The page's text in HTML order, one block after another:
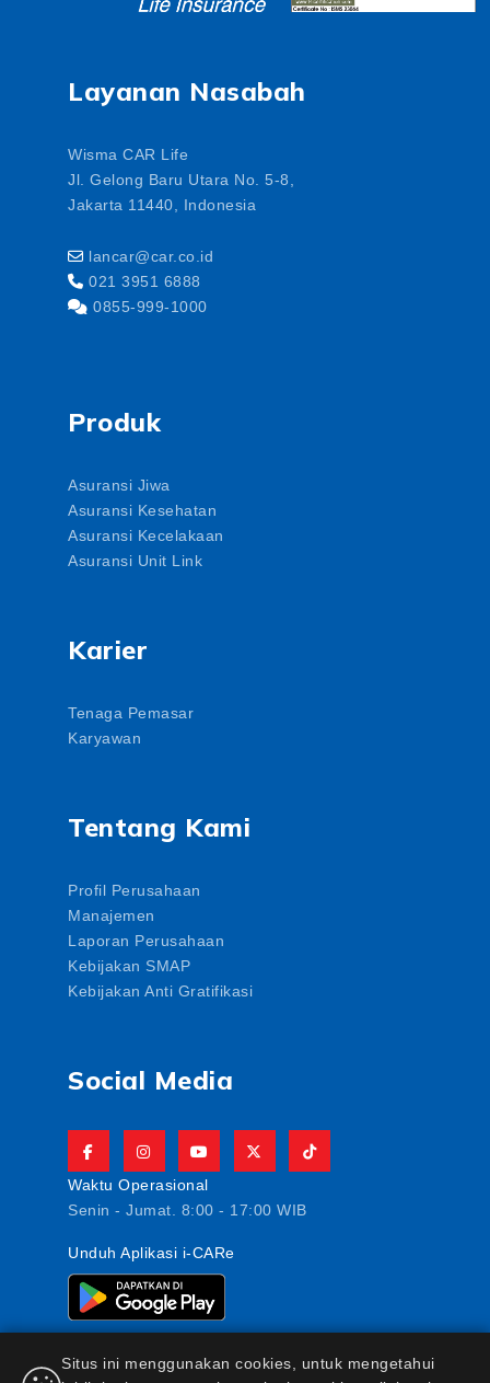
Layanan Nasabah
Wisma CAR Life
Jl. Gelong Baru Utara No. 5-8,
Jakarta 11440, Indonesia
lancar@car.co.id
021 3951 6888
0855-999-1000
Produk
Asuransi Jiwa
Asuransi Kesehatan
Asuransi Kecelakaan
Asuransi Unit Link
Karier
Tenaga Pemasar
Karyawan
Tentang Kami
Profil Perusahaan
Manajemen
Laporan Perusahaan
Kebijakan SMAP
Kebijakan Anti Gratifikasi
Social Media
Waktu Operasional
Senin - Jumat. 8:00 - 17:00 WIB
Unduh Aplikasi i-CARe
Situs ini menggunakan cookies, untuk mengetahui